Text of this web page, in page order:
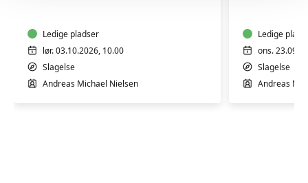
Workshop
Ledige pladser
lør. 03.10.2026, 10.00
Slagelse
Andreas Michael Nielsen
Ledige
ons.
Slagelse
Andreas